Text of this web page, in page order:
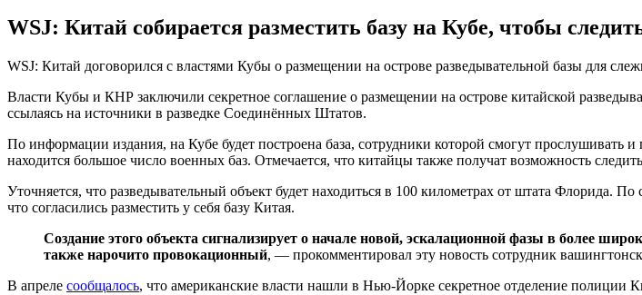
WSJ: Китай собирается разместить базу на Кубе, чтобы
WSJ: Китай договорился с властями Кубы о размещении на острове разведывательной базы для
Власти Кубы и КНР заключили секретное соглашение о размещении на острове китайской
ссылаясь на источники в разведке Соединённых Штатов.
По информации издания, на Кубе будет построена база, сотрудники которой смогут прослушивать
находится большое число военных баз. Отмечается, что китайцы также получат возможность
Уточняется, что разведывательный объект будет находиться в 100 километрах от штата Флорида.
что согласились разместить у себя базу Китая.
Создание этого объекта сигнализирует о начале новой, эскалационной фазы в более
также нарочито провокационный, — прокомментировал эту новость сотрудник
В апреле сообщалось, что американские власти нашли в Нью-Йорке секретное отделение полиции